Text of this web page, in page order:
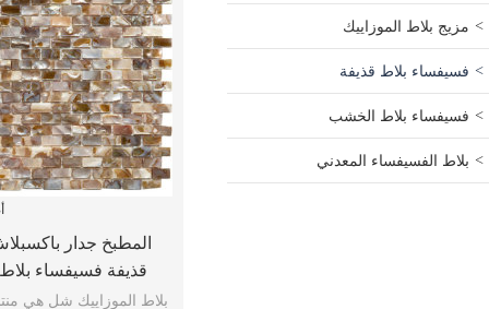
مزيج بلاط الموزاييك
فسيفساء بلاط قذيفة
فسيفساء بلاط الخشب
بلاط الفسيفساء المعدني
المطبخ جدار
قذيفة فسيفساء
فسيفساء